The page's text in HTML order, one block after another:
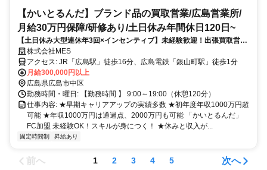
【かいとるんだ】ブランド品の買取営業/広島営業所/
月給30万円保障/研修あり/土日休み年間休日120日~
【土日休み大型連休年3回×インセンティブ】未経験歓迎！出張買取営業
◆月給30万円保証！腰を据えて長く活躍！早期キャリアアップ実績多数
株式会社MES
アクセス: JR「広島駅」徒歩16分、広島電鉄「銀山町駅」徒歩1分
月給300,000円以上
広島県広島市中区
勤務時間・曜日: 【勤務時間 】 9:00～19:00（休憩120分）
仕事内容: ★早期キャリアアップの実績多数 ★初年度年収1000万円超
可能 ★年収1000万円は通過点、2000万円も可能 「かいとるんだ」
FC加盟 未経験OK！スキルが身につく！ ★休みと収入が...
固定時間制 昇給あり
前へ 1 2 3 4 5 次へ